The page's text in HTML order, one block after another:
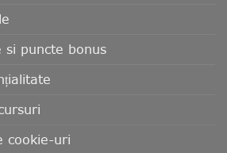
si puncte bonus
cookie-uri